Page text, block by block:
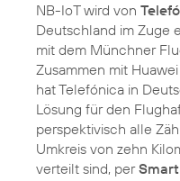
NB-IoT wird von
Deutschland im Zuge
mit dem Münchner
Zusammen mit
hat Telefónica in
Lösung für den
perspektivisch alle
Umkreis von zehn
verteilt sind, per